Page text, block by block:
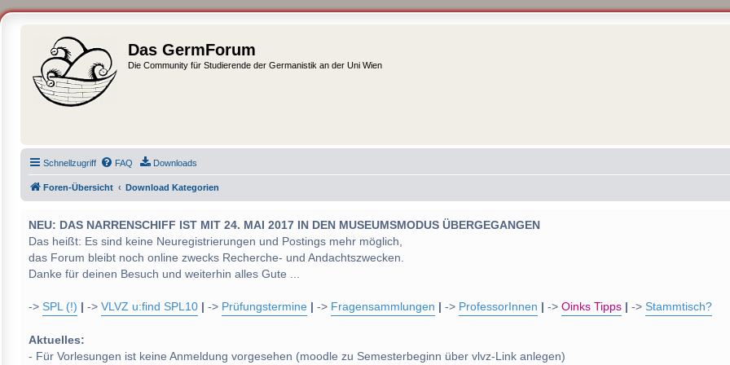
Das GermForum
Die Community für Studierende der Germanistik an der Uni Wien
Schnellzugriff FAQ Downloads
Foren-Übersicht Download Kategorien
NEU: DAS NARRENSCHIFF IST MIT 24. MAI 2017 IN DEN MUSEUMSMODUS ÜBERGEGANGEN
Das heißt: Es sind keine Neuregistrierungen und Postings mehr möglich,
das Forum bleibt noch online zwecks Recherche- und Andachtszwecken.
Danke für deinen Besuch und weiterhin alles Gute ...
-> SPL (!) -> VLVZ u:find SPL10 -> Prüfungstermine -> Fragensammlungen -> ProfessorInnen -> Oinks Tipps -> Stammtisch?
Aktuelles:
- Für Vorlesungen ist keine Anmeldung vorgesehen (moodle zu Semesterbeginn über vlvz-Link anlegen)